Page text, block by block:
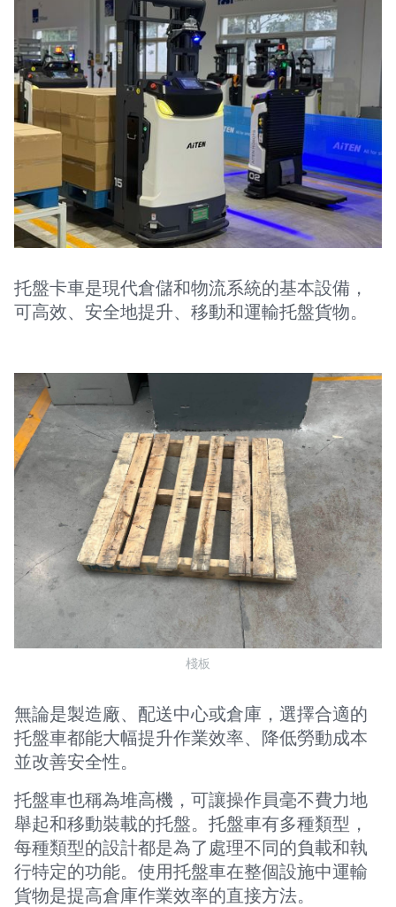
托盤卡車是現代倉儲和物流系統的基本設備，
可高效、安全地提升、移動和運輸托盤貨物。
棧板
無論是製造廠、配送中心或倉庫，選擇合適的
托盤車都能大幅提升作業效率、降低勞動成本
並改善安全性。
托盤車也稱為堆高機，可讓操作員毫不費力地
舉起和移動裝載的托盤。托盤車有多種類型，
每種類型的設計都是為了處理不同的負載和執
行特定的功能。使用托盤車在整個設施中運輸
貨物是提高倉庫作業效率的直接方法。